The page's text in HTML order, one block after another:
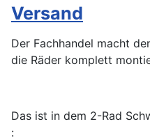
Versand
Der Fachhandel macht
die Räder komplett
Das ist in dem 2-Rad
: